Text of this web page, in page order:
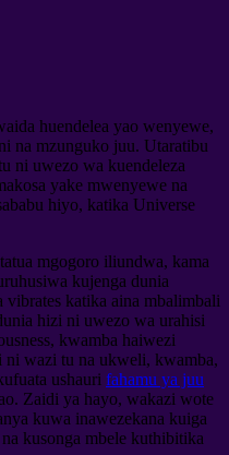
huendelea yao wenyewe,
na mzunguko juu. Utaratibu
ni uwezo wa kuendeleza
yake mwenyewe na
hiyo, katika Universe
mgogoro iliundwa, kama
kujenga dunia
katika aina mbalimbali
hizi ni uwezo wa urahisi
kwamba haiwezi
ni wazi tu na ukweli, kwamba,
ushauri fahamu ya juu
Zaidi ya hayo, wakazi wote
kuwa inawezekana kuiga
kusonga mbele kuthibitika